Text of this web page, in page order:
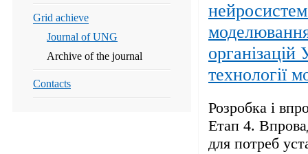
Grid achieve
Journal of UNG
Archive of the journal
Contacts
технології
Розробка і
Етап 4.
для потреб